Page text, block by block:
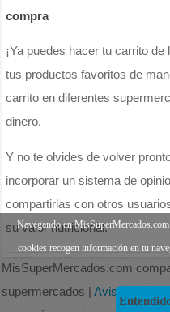
compra
¡Ya puedes hacer tu carrito
tus productos favoritos de
carrito en diferentes
dinero.
Y no te olvides de volver
incorporar un sistema de
compartirlas con otros
su valor nutricional.
MisSuperMercados.com
supermercados |Aviso legal
Navegando en
cookies recogen información en tu